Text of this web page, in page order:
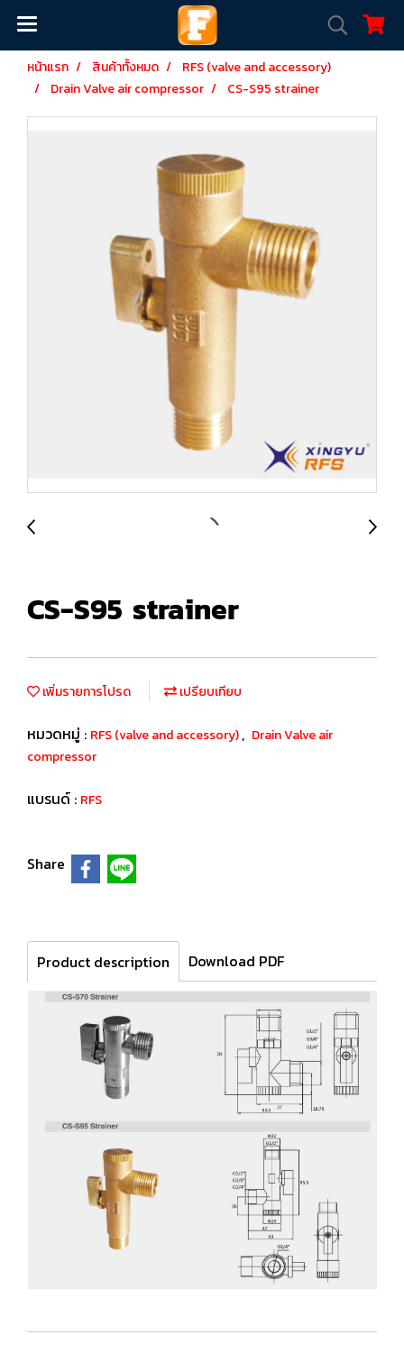
หน้าแรก สินค้าทั้งหมด
RFS (valve and accessory)
Drain Valve air compressor
CS-S95 strainer
CS-S95 strainer
เพิ่มรายการโปรด เปรียบเทียบ
หมวดหมู่ : RFS (valve and accessory), Drain Valve air
compressor
แบรนด์ : RFS
Share
Product description Download PDF